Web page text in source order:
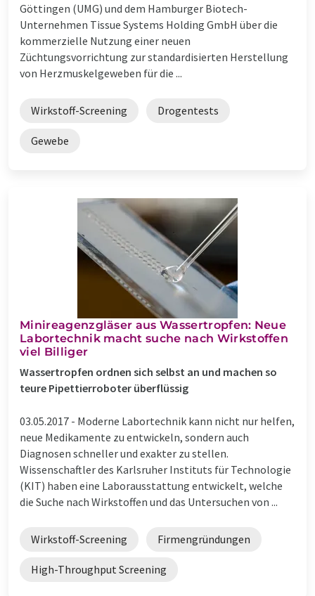
Göttingen (UMG) und dem Hamburger Biotech-
Unternehmen Tissue Systems Holding GmbH über die
kommerzielle Nutzung einer neuen
Züchtungsvorrichtung zur standardisierten Herstellung
von Herzmuskelgeweben für die ...
Wirkstoff-Screening Drogentests
Gewebe
Minireagenzgläser aus Wassertropfen: Neue
Labortechnik macht suche nach Wirkstoffen
viel Billiger
Wassertropfen ordnen sich selbst an und machen so
teure Pipettierroboter überflüssig
03.05.2017 - Moderne Labortechnik kann nicht nur helfen,
neue Medikamente zu entwickeln, sondern auch
Diagnosen schneller und exakter zu stellen.
Wissenschaftler des Karlsruher Instituts für Technologie
(KIT) haben eine Laborausstattung entwickelt, welche
die Suche nach Wirkstoffen und das Untersuchen von ...
Wirkstoff-Screening Firmengründungen
High-Throughput Screening